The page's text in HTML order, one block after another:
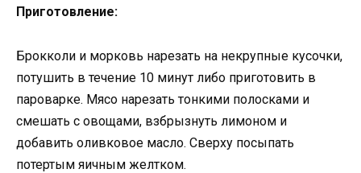
Приготовление:
Брокколи и морковь нарезать на некрупные кусочки,
потушить в течение 10 минут либо приготовить в
пароварке. Мясо нарезать тонкими полосками и
смешать с овощами, взбрызнуть лимоном и
добавить оливковое масло. Сверху посыпать
потертым яичным желтком.